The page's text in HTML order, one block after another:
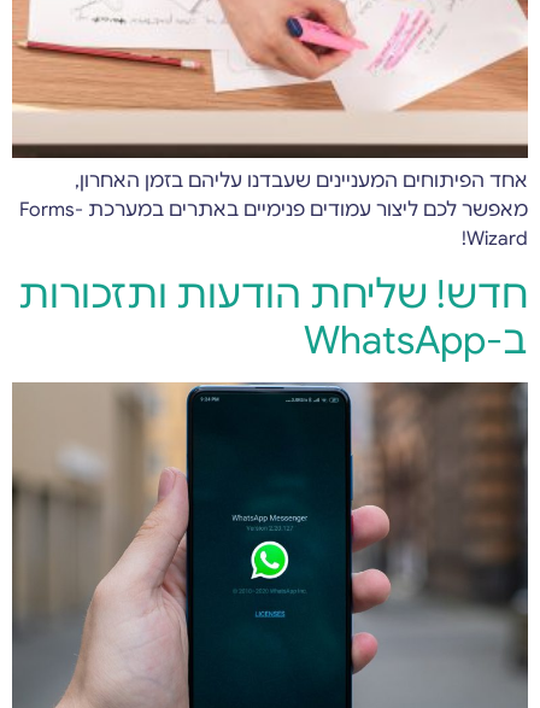
אחד הפיתוחים המעניינים שעבדנו עליהם בזמן האחרון,
מאפשר לכם ליצור עמודים פנימיים באתרים במערכת Forms-
Wizard!
חדש! שליחת הודעות ותזכורות
ב-WhatsApp